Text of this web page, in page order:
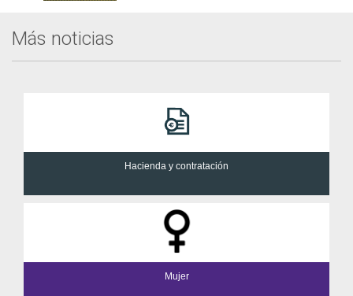
Más noticias
Hacienda y contratación
Mujer